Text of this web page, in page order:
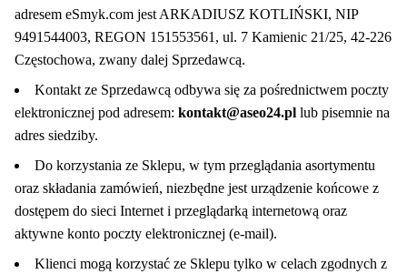
adresem eSmyk.com jest ARKADIUSZ KOTLIŃSKI, NIP
9491544003, REGON 151553561, ul. 7 Kamienic 21/25, 42-226
Częstochowa, zwany dalej Sprzedawcą.
Kontakt ze Sprzedawcą odbywa się za pośrednictwem poczty
elektronicznej pod adresem: kontakt@aseo24.pl lub pisemnie na
adres siedziby.
Do korzystania ze Sklepu, w tym przeglądania asortymentu
oraz składania zamówień, niezbędne jest urządzenie końcowe z
dostępem do sieci Internet i przeglądarką internetową oraz
aktywne konto poczty elektronicznej (e-mail).
Klienci mogą korzystać ze Sklepu tylko w celach zgodnych z